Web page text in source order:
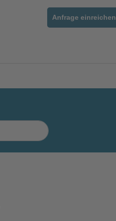
Anfrage einreichen